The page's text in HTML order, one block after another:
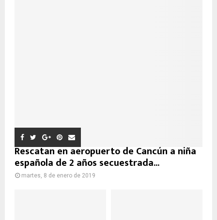
Rescatan en aeropuerto de Cancún a niña
española de 2 años secuestrada...
martes, 8 de enero de 2019